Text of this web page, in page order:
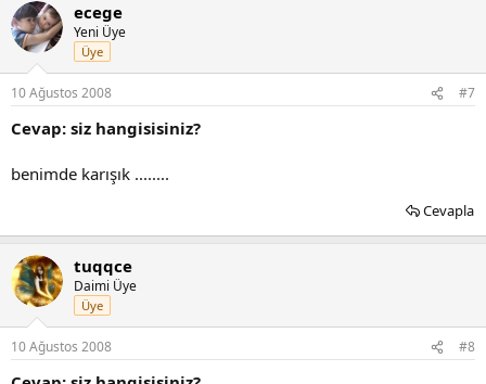
ecege
Yeni Üye
Üye
10 Ağustos 2008 #7
Cevap: siz hangisisiniz?
benimde karışık ........
Cevapla
tuqqce
Daimi Üye
Üye
10 Ağustos 2008 #8